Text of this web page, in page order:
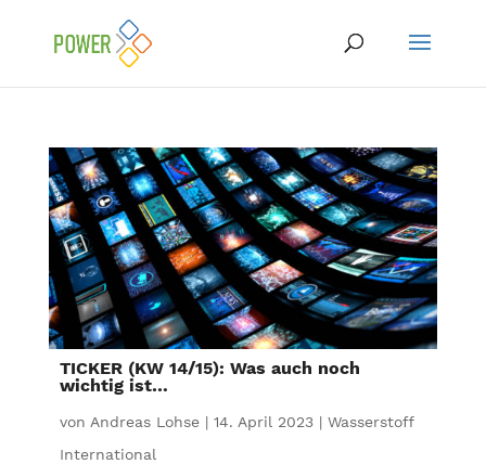
TICKER (KW 14/15): Was auch noch
wichtig ist…
von Andreas Lohse| 14. April 2023| Wasserstoff
International